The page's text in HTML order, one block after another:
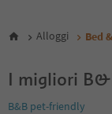
Alloggi Bed
I migliori
B&B pet-friendly